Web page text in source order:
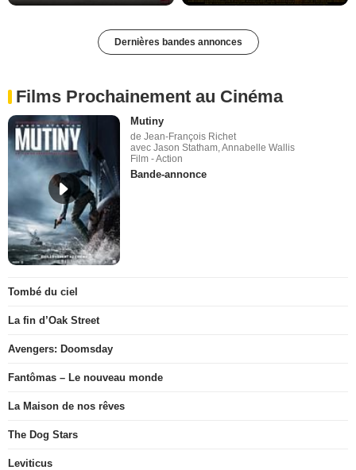
Dernières bandes annonces
Films Prochainement au Cinéma
Mutiny
de Jean-François Richet
avec Jason Statham, Annabelle Wallis
Film - Action
Bande-annonce
Tombé du ciel
La fin d’Oak Street
Avengers: Doomsday
Fantômas – Le nouveau monde
La Maison de nos rêves
The Dog Stars
Leviticus